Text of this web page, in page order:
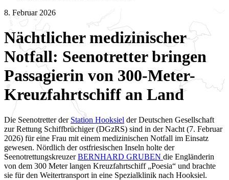
8. Februar 2026
Nächtlicher medizinischer
Notfall: Seenotretter bringen
Passagierin von 300-Meter-
Kreuzfahrtschiff an Land
Die Seenotretter der Station Hooksiel der Deutschen Gesellschaft
zur Rettung Schiffbrüchiger (DGzRS) sind in der Nacht (7. Februar
2026) für eine Frau mit einem medizinischen Notfall im Einsatz
gewesen. Nördlich der ostfriesischen Inseln holte der
SeenotrettungskreuzerBERNHARD GRUBEN die Engländerin
von dem 300 Meter langen Kreuzfahrtschiff „Poesia“ und brachte
sie für den Weitertransport in eine Spezialklinik nach Hooksiel.